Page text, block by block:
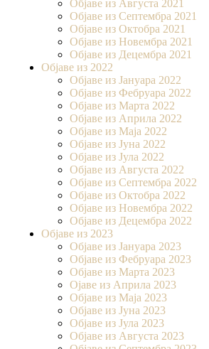
Објаве из Августа 2021
Објаве из Септембра 2021
Објаве из Октобра 2021
Објаве из Новембра 2021
Објаве из Децембра 2021
Објаве из 2022
Објаве из Јануара 2022
Објаве из Фебруара 2022
Објаве из Марта 2022
Објаве из Априла 2022
Објаве из Маја 2022
Објаве из Јуна 2022
Објаве из Јула 2022
Објаве из Августа 2022
Објаве из Септембра 2022
Објаве из Октобра 2022
Објаве из Новембра 2022
Објаве из Децембра 2022
Објаве из 2023
Објаве из Јануара 2023
Објаве из Фебруара 2023
Објаве из Марта 2023
Ојаве из Априла 2023
Објаве из Маја 2023
Објаве из Јуна 2023
Објаве из Јула 2023
Објаве из Августа 2023